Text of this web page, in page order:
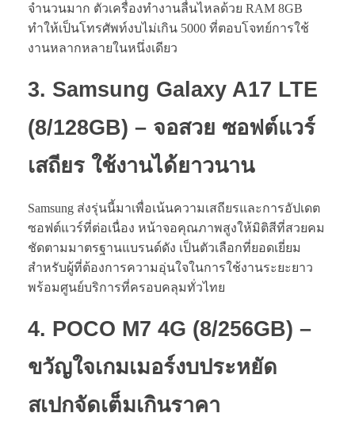
จำนวนมาก ตัวเครื่องทำงานลื่นไหลด้วย RAM 8GB
ทำให้เป็นโทรศัพท์งบไม่เกิน 5000 ที่ตอบโจทย์การใช้
งานหลากหลายในหนึ่งเดียว
3. Samsung Galaxy A17 LTE
(8/128GB) – จอสวย ซอฟต์แวร์
เสถียร ใช้งานได้ยาวนาน
Samsung ส่งรุ่นนี้มาเพื่อเน้นความเสถียรและการอัปเดต
ซอฟต์แวร์ที่ต่อเนื่อง หน้าจอคุณภาพสูงให้มิติสีที่สวยคม
ชัดตามมาตรฐานแบรนด์ดัง เป็นตัวเลือกที่ยอดเยี่ยม
สำหรับผู้ที่ต้องการความอุ่นใจในการใช้งานระยะยาว
พร้อมศูนย์บริการที่ครอบคลุมทั่วไทย
4. POCO M7 4G (8/256GB) –
ขวัญใจเกมเมอร์งบประหยัด
สเปกจัดเต็มเกินราคา